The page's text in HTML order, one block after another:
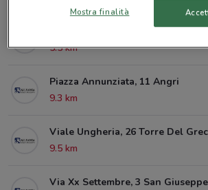
Via Del Marinaro, 4
5.5 km
Piazza Annunziata, 11 Angri
9.3 km
Viale Ungheria, 26 Torre Del
9.5 km
Via Xx Settembre, 3 San
Mostra finalità